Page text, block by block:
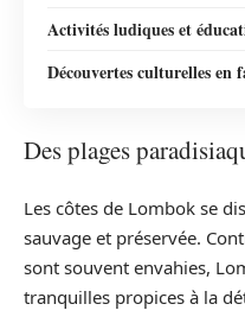
Activités ludiques et
Découvertes culturelles en
Des plages
Les côtes de Lombok se
sauvage et préservée.
sont souvent envahies,
tranquilles propices à la